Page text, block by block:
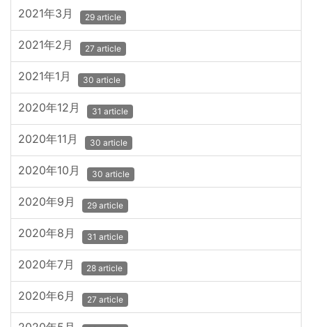
2021年3月 29 article
2021年2月 27 article
2021年1月 30 article
2020年12月 31 article
2020年11月 30 article
2020年10月 30 article
2020年9月 29 article
2020年8月 31 article
2020年7月 28 article
2020年6月 27 article